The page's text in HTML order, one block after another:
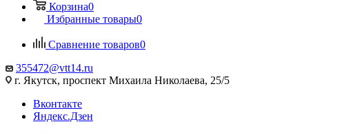
Корзина0
Избранные товары0
Сравнение товаров0
355472@vtt14.ru
г. Якутск, проспект Михаила Николаева, 25/5
Вконтакте
Яндекс.Дзен